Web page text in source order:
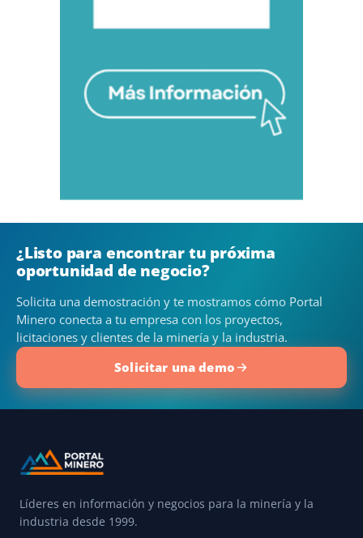
¿Listo para encontrar tu próxima
oportunidad de negocio?
Solicita una demostración y te mostramos cómo Portal
Minero conecta a tu empresa con los proyectos,
licitaciones y clientes de la minería y la industria.
Solicitar una demo
Líderes en información y negocios para la minería y la
industria desde 1999.